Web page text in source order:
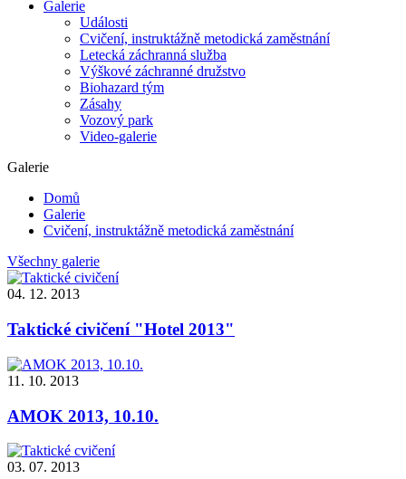
Galerie
Události
Cvičení, instruktážně metodická zaměstnání
Letecká záchranná služba
Výškové záchranné družstvo
Biohazard tým
Zásahy
Vozový park
Video-galerie
Galerie
Domů
Galerie
Cvičení, instruktážně metodická zaměstnání
Všechny galerie
04. 12. 2013
Taktické civičení "Hotel 2013"
11. 10. 2013
AMOK 2013, 10.10.
03. 07. 2013